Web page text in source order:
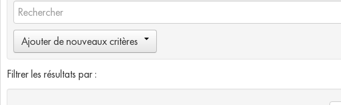
Ajouter de nouveaux critères
Filtrer les résultats par :